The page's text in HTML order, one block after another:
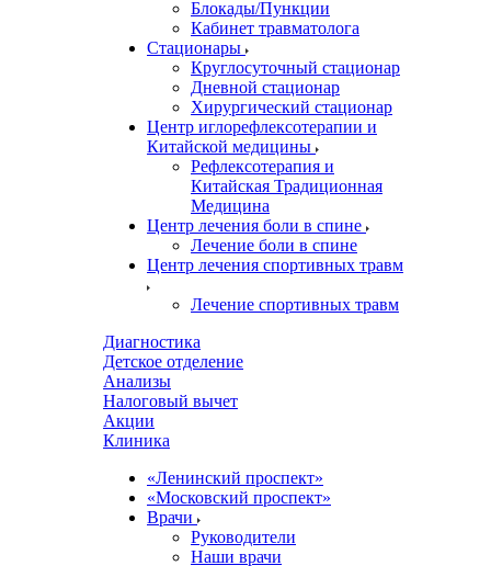
Блокады/Пункции
Кабинет травматолога
Стационары
Круглосуточный стационар
Дневной стационар
Хирургический стационар
Центр иглорефлексотерапии и
Китайской медицины
Рефлексотерапия и
Китайская Традиционная
Медицина
Центр лечения боли в спине
Лечение боли в спине
Центр лечения спортивных травм
Лечение спортивных травм
Диагностика
Детское отделение
Анализы
Налоговый вычет
Акции
Клиника
«Ленинский проспект»
«Московский проспект»
Врачи
Руководители
Наши врачи